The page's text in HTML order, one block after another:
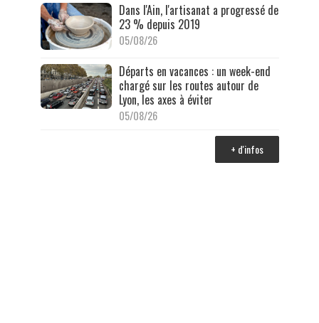
Dans l'Ain, l'artisanat a progressé de
23 % depuis 2019
05/08/26
Départs en vacances : un week-end
chargé sur les routes autour de
Lyon, les axes à éviter
05/08/26
+ d'infos